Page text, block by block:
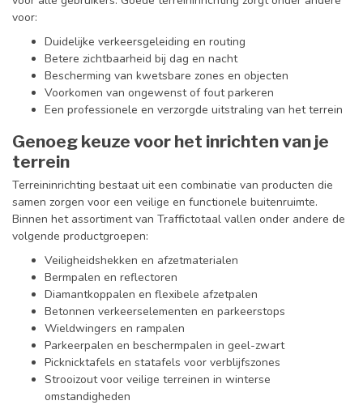
voor:
Duidelijke verkeersgeleiding en routing
Betere zichtbaarheid bij dag en nacht
Bescherming van kwetsbare zones en objecten
Voorkomen van ongewenst of fout parkeren
Een professionele en verzorgde uitstraling van het terrein
Genoeg keuze voor het inrichten van je
terrein
Terreininrichting bestaat uit een combinatie van producten die
samen zorgen voor een veilige en functionele buitenruimte.
Binnen het assortiment van Traffictotaal vallen onder andere de
volgende productgroepen:
Veiligheidshekken en afzetmaterialen
Bermpalen en reflectoren
Diamantkoppalen en flexibele afzetpalen
Betonnen verkeerselementen en parkeerstops
Wieldwingers en rampalen
Parkeerpalen en beschermpalen in geel-zwart
Picknicktafels en statafels voor verblijfszones
Strooizout voor veilige terreinen in winterse
omstandigheden